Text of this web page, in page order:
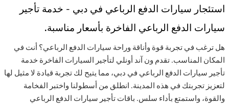
استئجار سيارات الدفع الرباعي في دبي - خدمة تأجير
سيارات الدفع الرباعي الفاخرة بأسعار مناسبة.
هل ترغب في تجربة قوة وأناقة وراحة سيارات الدفع الرباعي؟ أنت في
المكان المناسب. تقدم ون آند أونلي لتأجير السيارات الفاخرة خدمة
تأجير سيارات الدفع الرباعي في دبي، مما يتيح لك تجربة قيادة لا مثيل لها
لتعزيز تجربتك في هذه المدينة. انطلق من أسطولنا واختبر الفخامة
والقوة، واستمتع بأداء سلس. باقات تأجير سيارات الدفع الرباعي